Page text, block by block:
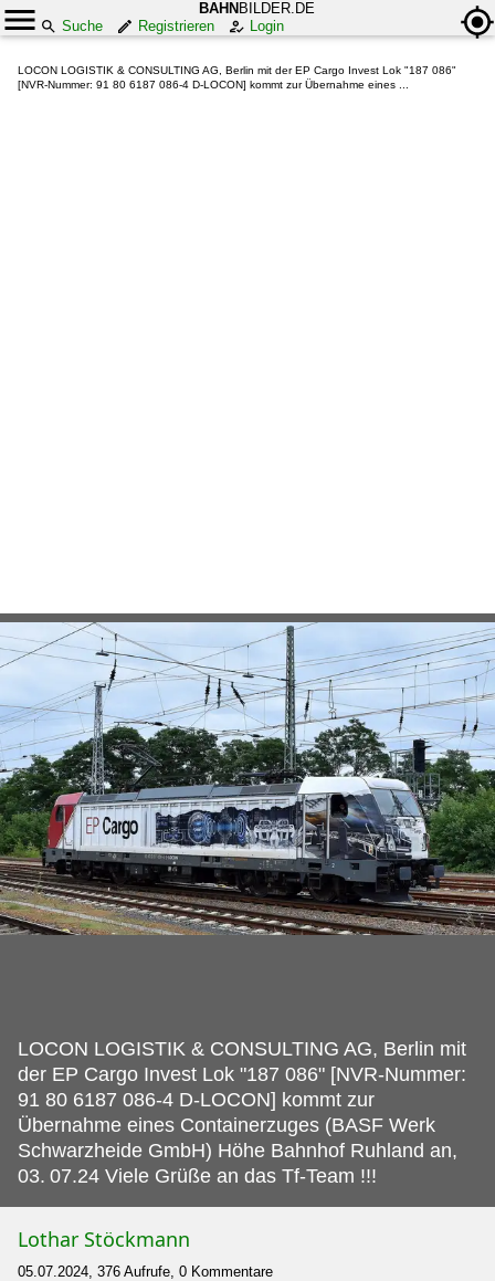
BAHN BILDER.DE
Suche
Registrieren Login
LOCON LOGISTIK & CONSULTING AG, Berlin mit der EP Cargo Invest Lok "187 086"
[NVR-Nummer: 91 80 6187 086-4 D-LOCON] kommt zur Übernahme eines ...
LOCON LOGISTIK & CONSULTING AG, Berlin mit
der EP Cargo Invest Lok "187 086" [NVR-Nummer:
91 80 6187 086-4 D-LOCON] kommt zur
Übernahme eines Containerzuges (BASF Werk
Schwarzheide GmbH) Höhe Bahnhof Ruhland an,
03. 07.24 Viele Grüße an das Tf-Team !!!
Lothar Stöckmann
05.07.2024, 376 Aufrufe, 0 Kommentare